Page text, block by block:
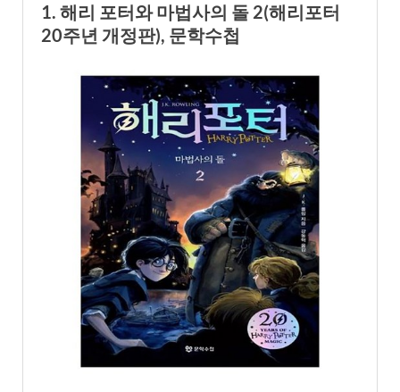
1. 해리 포터와 마법사의 돌 2(해리포터
20주년 개정판), 문학수첩